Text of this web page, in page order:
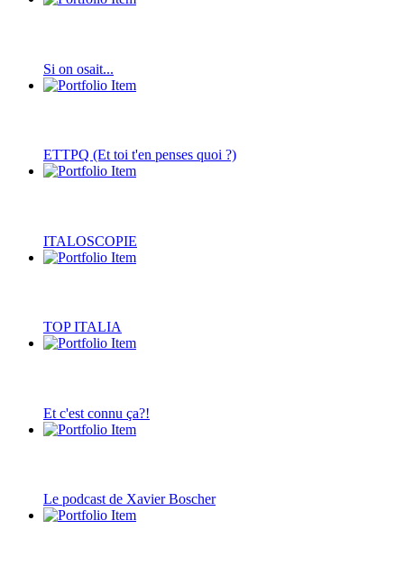
Si on osait...
ETTPQ (Et toi t'en penses quoi ?)
ITALOSCOPIE
TOP ITALIA
Et c'est connu ça?!
Le podcast de Xavier Boscher